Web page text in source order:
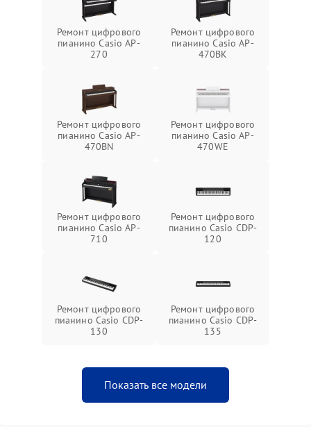
Ремонт цифрового
пианино Casio AP-
270
Ремонт цифрового
пианино Casio AP-
470BK
Ремонт цифрового
пианино Casio AP-
470BN
Ремонт цифрового
пианино Casio AP-
470WE
Ремонт цифрового
пианино Casio AP-
710
Ремонт цифрового
пианино Casio CDP-
120
Ремонт цифрового
пианино Casio CDP-
130
Ремонт цифрового
пианино Casio CDP-
135
Показать все модели